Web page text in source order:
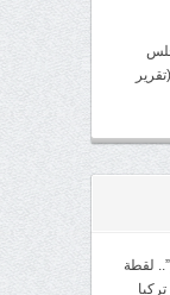
لقطة